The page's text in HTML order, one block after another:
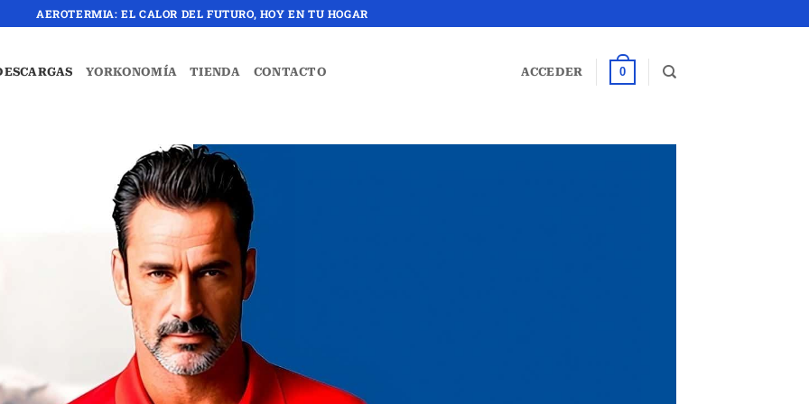
AEROTERMIA: EL CALOR DEL FUTURO, HOY EN TU HOGAR
YORKONOMÍA TIENDA CONTACTO ACCEDER 0